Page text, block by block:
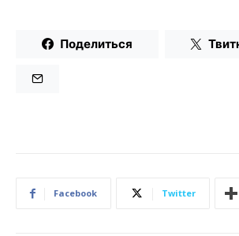
Поделиться
Facebook Twitter